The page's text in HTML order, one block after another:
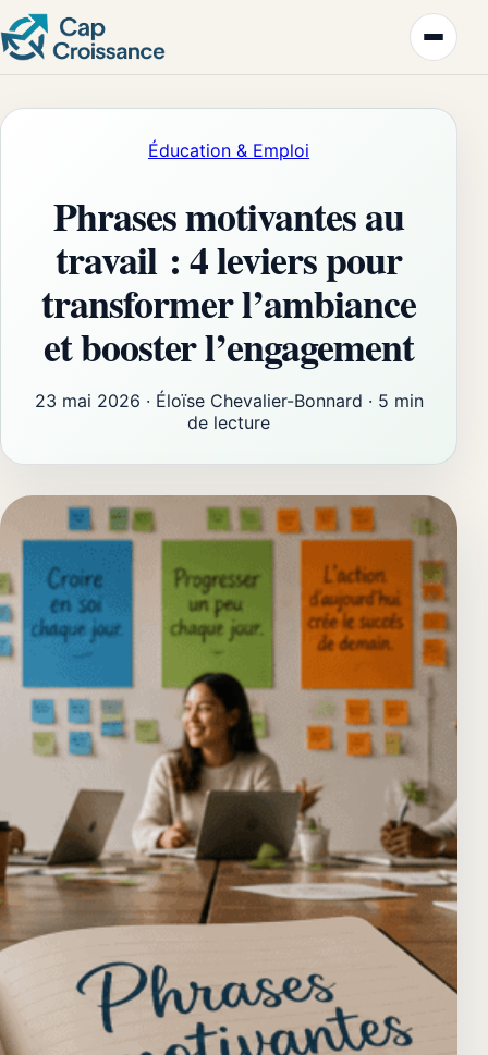
Éducation & Emploi
Phrases motivantes au
travail : 4 leviers pour
transformer l’ambiance
et booster l’engagement
23 mai 2026 · Éloïse Chevalier-Bonnard · 5 min
de lecture